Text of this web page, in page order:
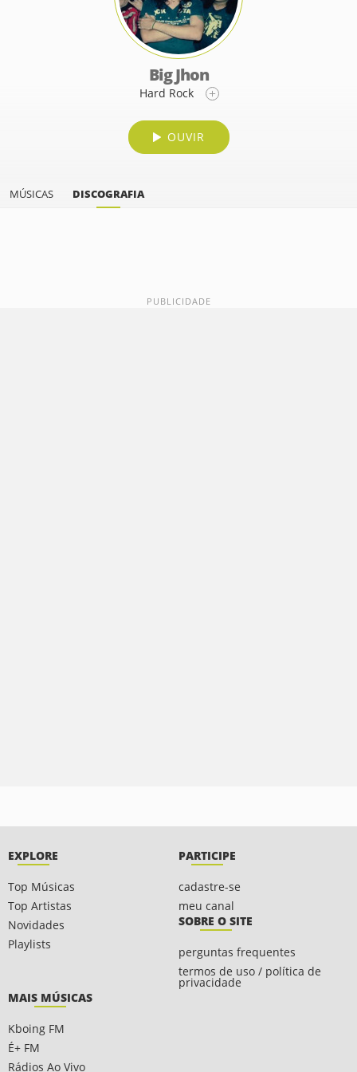
Big Jhon
Hard Rock
OUVIR
MÚSICAS DISCOGRAFIA
EXPLORE
Top Músicas
Top Artistas
Novidades
Playlists
PARTICIPE
cadastre-se
meu canal
SOBRE O SITE
perguntas frequentes
termos de uso / política de
privacidade
MAIS MÚSICAS
Kboing FM
É+ FM
Rádios Ao Vivo